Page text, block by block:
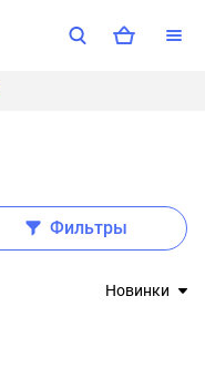
Фильтры
Новинки